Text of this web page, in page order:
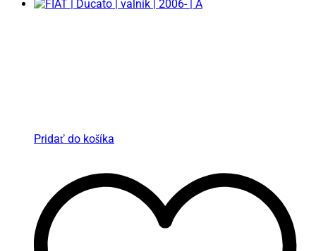
Pridať do košíka